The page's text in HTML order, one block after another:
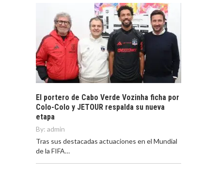
El portero de Cabo Verde Vozinha ficha por
Colo-Colo y JETOUR respalda su nueva
etapa
By: admin
Tras sus destacadas actuaciones en el Mundial
de la FIFA…